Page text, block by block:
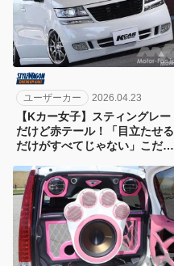
ユーザーカー 2026.04.23
【Kカー女子】スティングレー
だけど赤テール！「目立たせる
だけがすべてじゃない」こだわ